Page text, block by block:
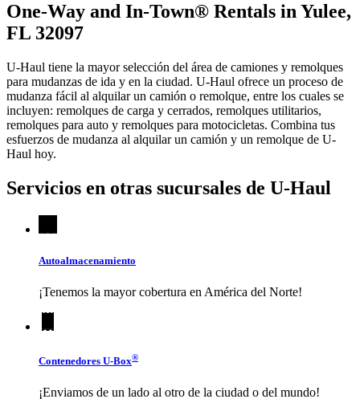
One-Way and In-Town® Rentals in Yulee,
FL 32097
U-Haul tiene la mayor selección del área de camiones y remolques
para mudanzas de ida y en la ciudad. U-Haul ofrece un proceso de
mudanza fácil al alquilar un camión o remolque, entre los cuales se
incluyen: remolques de carga y cerrados, remolques utilitarios,
remolques para auto y remolques para motocicletas. Combina tus
esfuerzos de mudanza al alquilar un camión y un remolque de U-
Haul hoy.
Servicios en otras sucursales de U-Haul
Autoalmacenamiento
¡Tenemos la mayor cobertura en América del Norte!
Contenedores U-Box®
¡Enviamos de un lado al otro de la ciudad o del mundo!